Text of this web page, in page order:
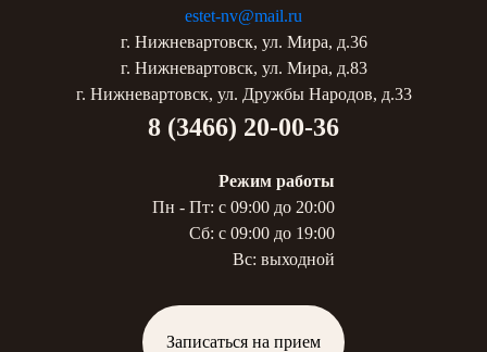
estet-nv@mail.ru
г. Нижневартовск, ул. Мира, д.36
г. Нижневартовск, ул. Мира, д.83
г. Нижневартовск, ул. Дружбы Народов, д.33
8 (3466) 20-00-36
Режим работы
Пн - Пт: с 09:00 до 20:00
Сб: с 09:00 до 19:00
Вс: выходной
Записаться на прием